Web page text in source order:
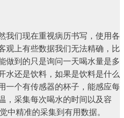
我们现在重视病历书写，使用各
观上有些数据我们无法精确，比
做到的只是询问一天喝水量是多
水还是饮料，如果是饮料是什么
一个有传感器的杯子，能感应每
，采集每次喝水的时间以及容
中精准的采集到有用数据。